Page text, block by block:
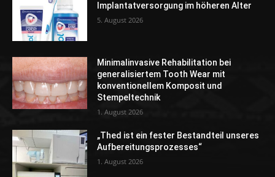
Implantatversorgung im höheren Alter
5. August 2026
Minimalinvasive Rehabilitation bei
generalisiertem Tooth Wear mit
konventionellem Komposit und
Stempeltechnik
1. August 2026
„Thed ist ein fester Bestandteil unseres
Aufbereitungsprozesses“
1. August 2026